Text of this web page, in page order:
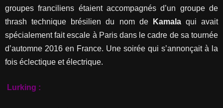
groupes franciliens étaient accompagnés d’un groupe de
thrash technique brésilien du nom de
Kamalaqui avait
spécialement fait escale à Paris dans le cadre de sa tournée
d’automne 2016 en France. Une soirée qui s’annonçait à la
fois éclectique et électrique.
Lurking :